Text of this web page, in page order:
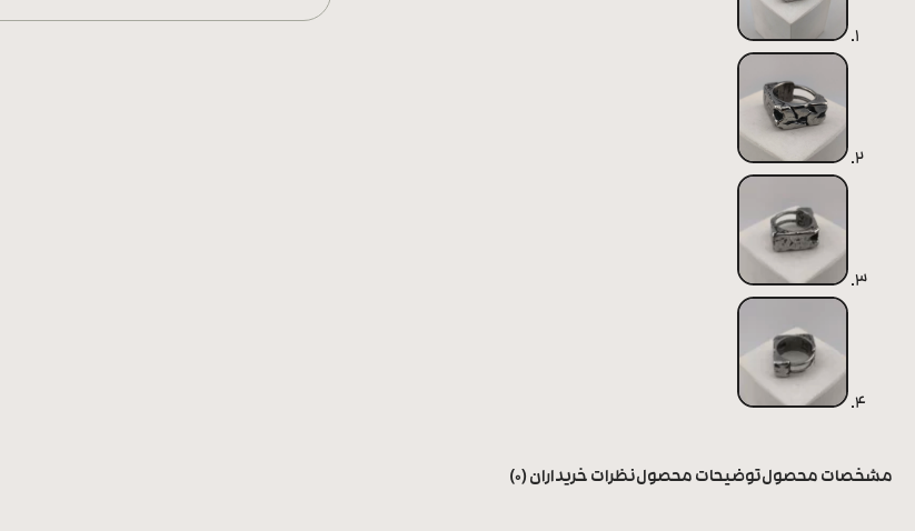
مشخصات محصولتوضیحات محصولنظرات خریداران (0)